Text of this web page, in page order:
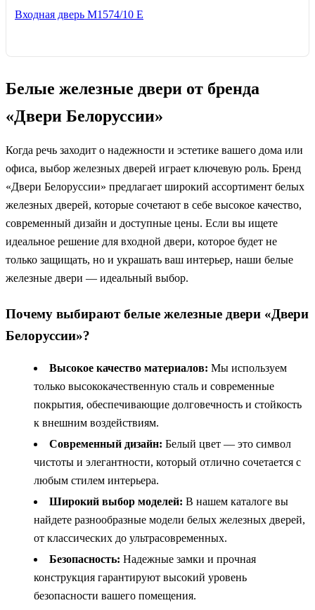
Входная дверь М1574/10 Е
Белые железные двери от бренда
«Двери Белоруссии»
Когда речь заходит о надежности и эстетике вашего дома или
офиса, выбор железных дверей играет ключевую роль. Бренд
«Двери Белоруссии» предлагает широкий ассортимент белых
железных дверей, которые сочетают в себе высокое качество,
современный дизайн и доступные цены. Если вы ищете
идеальное решение для входной двери, которое будет не
только защищать, но и украшать ваш интерьер, наши белые
железные двери — идеальный выбор.
Почему выбирают белые железные двери «Двери
Белоруссии»?
Высокое качество материалов: Мы используем
только высококачественную сталь и современные
покрытия, обеспечивающие долговечность и стойкость
к внешним воздействиям.
Современный дизайн: Белый цвет — это символ
чистоты и элегантности, который отлично сочетается с
любым стилем интерьера.
Широкий выбор моделей: В нашем каталоге вы
найдете разнообразные модели белых железных дверей,
от классических до ультрасовременных.
Безопасность: Надежные замки и прочная
конструкция гарантируют высокий уровень
безопасности вашего помещения.